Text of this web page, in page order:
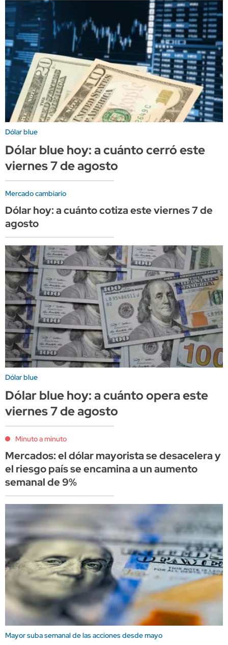
Dólar blue
Dólar blue hoy: a cuánto cerró este
viernes 7 de agosto
Mercado cambiario
Dólar hoy: a cuánto cotiza este viernes 7 de
agosto
Dólar blue
Dólar blue hoy: a cuánto opera este
viernes 7 de agosto
Minuto a minuto
Mercados: el dólar mayorista se desacelera y
el riesgo país se encamina a un aumento
semanal de 9%
Mayor suba semanal de las acciones desde mayo